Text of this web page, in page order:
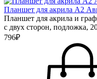
Планшет для акрила А2
Планшет для акрила и
с двух сторон, подложка,
796₽